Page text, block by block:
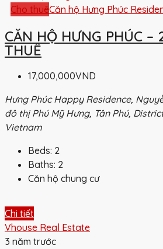
Cho thuêCăn hộ Hưng Phúc
CĂN HỘ HƯNG PHÚC –
THUÊ
17,000,000VND
Hưng Phúc Happy Residence,
đô thị Phú Mỹ Hưng, Tân Phú,
Vietnam
Beds: 2
Baths: 2
Căn hộ chung cư
Chi tiết
Vhouse Real Estate
3 năm trước